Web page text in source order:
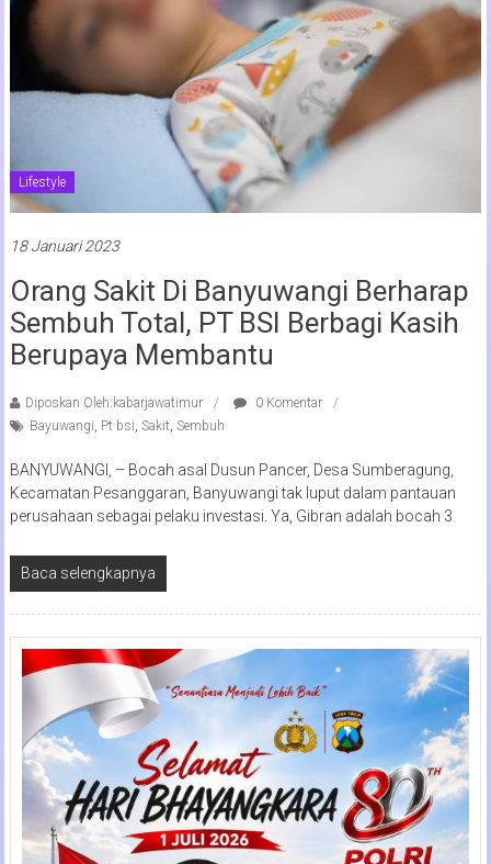
Lifestyle
18 Januari 2023
Orang Sakit Di Banyuwangi Berharap
Sembuh Total, PT BSI Berbagi Kasih
Berupaya Membantu
Diposkan Oleh:kabarjawatimur
0 Komentar
Bayuwangi, Pt bsi, Sakit, Sembuh
BANYUWANGI, – Bocah asal Dusun Pancer, Desa Sumberagung,
Kecamatan Pesanggaran, Banyuwangi tak luput dalam pantauan
perusahaan sebagai pelaku investasi. Ya, Gibran adalah bocah 3
Baca selengkapnya